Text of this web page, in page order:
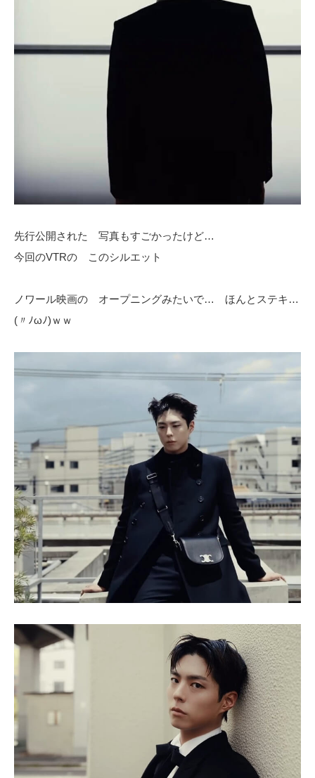
先行公開された 写真もすごかったけど…
今回のVTRの このシルエット
ノワール映画の オープニングみたいで… ほんとステキ…
(〃ﾉωﾉ)ｗｗ